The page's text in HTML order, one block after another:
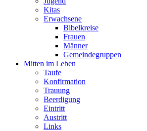
Kitas
Erwachsene
Bibelkreise
Frauen
Männer
Gemeindegruppen
Mitten im Leben
Taufe
Konfirmation
Trauung
Beerdigung
Eintritt
Austritt
Links